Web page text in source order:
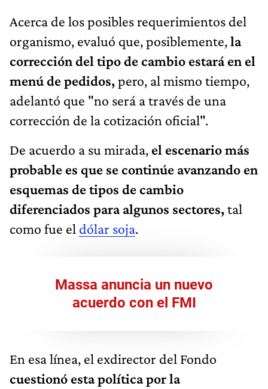
Acerca de los posibles requerimientos del
organismo, evaluó que, posiblemente,la
corrección del tipo de cambio estará en el
menú de pedidos,pero, al mismo tiempo,
adelantó que "no será a través de una
corrección de la cotización oficial".
De acuerdo a su mirada, el escenario más
probable es que se continúe avanzando en
esquemas de tipos de cambio
diferenciados para algunos sectores,tal
como fue el dólar soja.
Massa anuncia un nuevo
acuerdo con el FMI
En esa línea, el exdirector del Fondo
cuestionó esta política por la